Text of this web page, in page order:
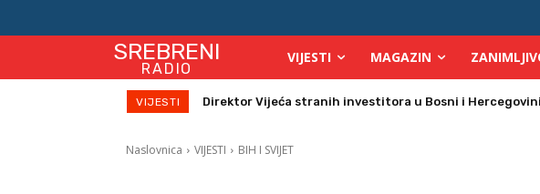
SREBRENI
RADIO
VIJESTI MAGAZIN
VIJESTI Zbog velikih vrućina povećan broj požara u TK
Naslovnica VIJESTI BIH I SVIJET